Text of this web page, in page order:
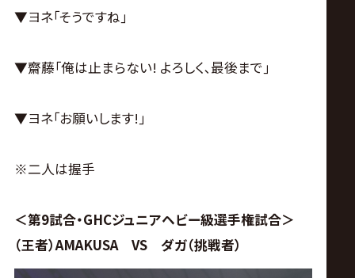
▼ヨネ｢そうですね｣
▼齋藤｢俺は止まらない! よろしく､最後まで｣
▼ヨネ｢お願いします!｣
※二人は握手
＜第9試合・GHCジュニアヘビー級選手権試合＞
（王者）AMAKUSA VS ダガ（挑戦者）